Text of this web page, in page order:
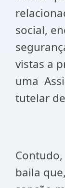
social,
vistas a
uma
tutelar
baila